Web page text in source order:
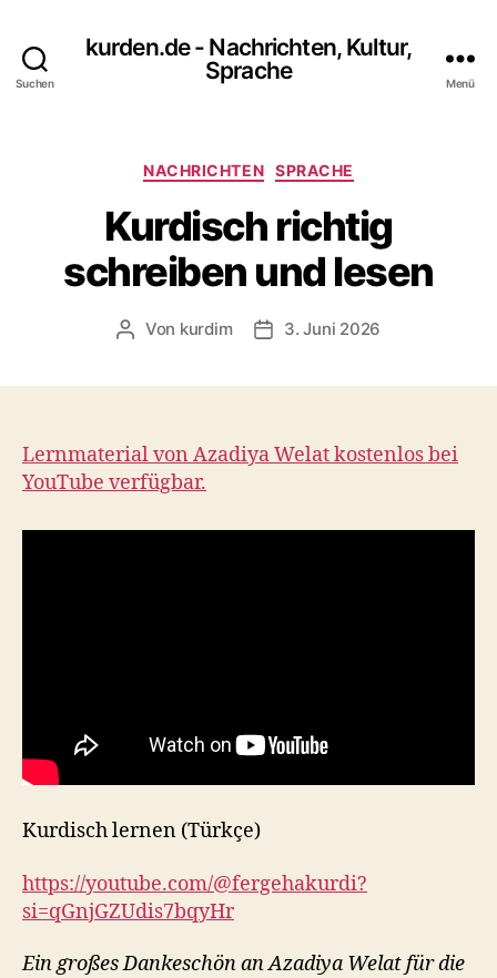
Suchen
kurden.de - Nachrichten, Kultur,
Sprache
Menü
Kategorien
NACHRICHTEN SPRACHE
Kurdisch richtig
schreiben und lesen
Beitragsautor
Von kurdim Veröffentlichungsdatum
3. Juni 2026
Lernmaterial von Azadiya Welat kostenlos bei
YouTube verfügbar.
Kurdisch lernen (Türkçe)
https://youtube.com/@fergehakurdi?
si=qGnjGZUdis7bqyHr
Ein großes Dankeschön an Azadiya Welat für die